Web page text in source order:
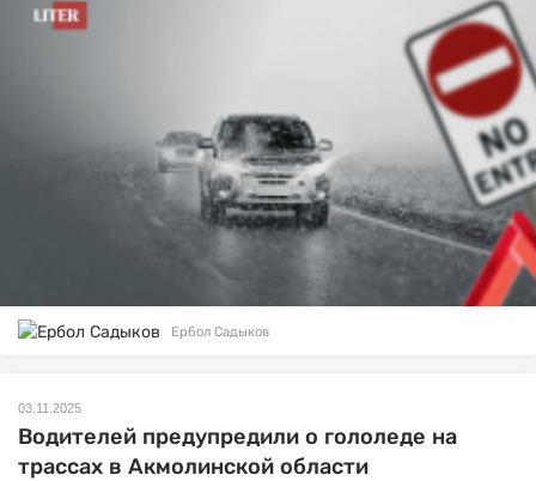
Ербол Садыков
03.11.2025
Водителей предупредили о гололеде на
трассах в Акмолинской области